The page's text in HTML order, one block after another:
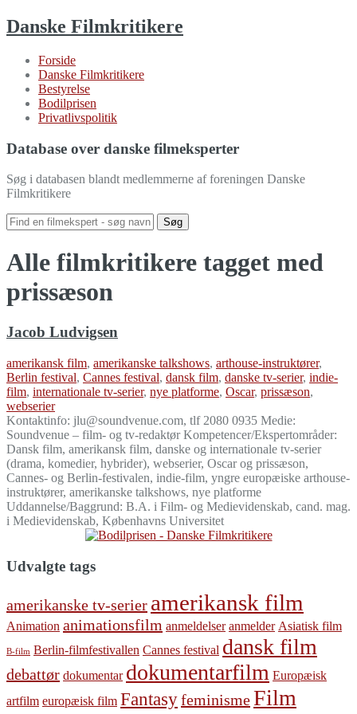
Danske Filmkritikere
Forside
Danske Filmkritikere
Bestyrelse
Bodilprisen
Privatlivspolitik
Database over danske filmeksperter
Søg i databasen blandt medlemmerne af foreningen Danske
Filmkritikere
Alle filmkritikere tagget med
prissæson
Jacob Ludvigsen
amerikansk film, amerikanske talkshows, arthouse-instruktører,
Berlin festival, Cannes festival, dansk film, danske tv-serier, indie-
film, internationale tv-serier, nye platforme, Oscar, prissæson,
webserier
Kontaktinfo: jlu@soundvenue.com, tlf 2080 0935 Medie:
Soundvenue – film- og tv-redaktør Kompetencer/Ekspertområder:
Dansk film, amerikansk film, danske og internationale tv-serier
(drama, komedier, hybrider), webserier, Oscar og prissæson,
Cannes- og Berlin-festivalen, indie-film, yngre europæiske arthouse-
instruktører, amerikanske talkshows, nye platforme
Uddannelse/Baggrund: B.A. i Film- og Medievidenskab, cand. mag.
i Medievidenskab, Københavns Universitet
Udvalgte tags
amerikanske tv-serier amerikansk film
Animation animationsfilm anmeldelser anmelder Asiatisk film
B-film Berlin-filmfestivallen Cannes festival dansk film
debattør dokumentar dokumentarfilm Europæisk
artfilm europæisk film FantasyfeminismeFilm